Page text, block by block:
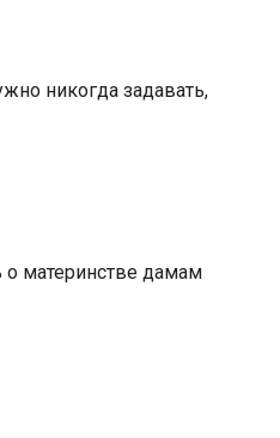
никогда задавать,
о материнстве дамам